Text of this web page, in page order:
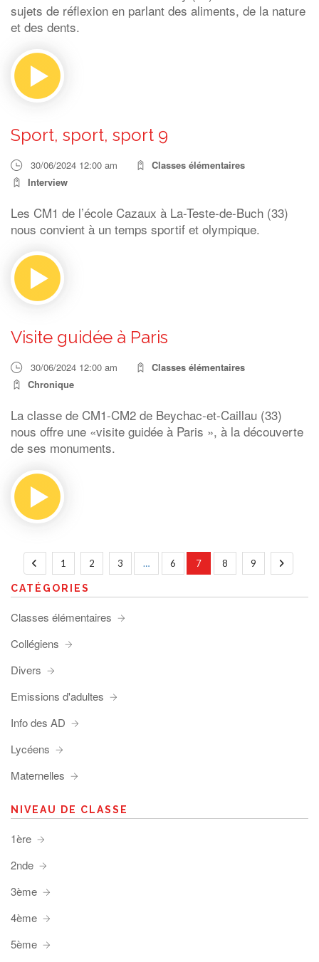
sujets de réflexion en parlant des aliments, de la nature
et des dents.
Sport, sport, sport 9
30/06/2024 12:00 am
Classes élémentaires
Interview
Les CM1 de l’école Cazaux à La-Teste-de-Buch (33)
nous convient à un temps sportif et olympique.
Visite guidée à Paris
30/06/2024 12:00 am
Classes élémentaires
Chronique
La classe de CM1-CM2 de Beychac-et-Caillau (33)
nous offre une «visite guidée à Paris », à la découverte
de ses monuments.
1 2 3 … 6 7 8 9
CATÉGORIES
Classes élémentaires
Collégiens
Divers
Emissions d'adultes
Info des AD
Lycéens
Maternelles
NIVEAU DE CLASSE
1ère
2nde
3ème
4ème
5ème